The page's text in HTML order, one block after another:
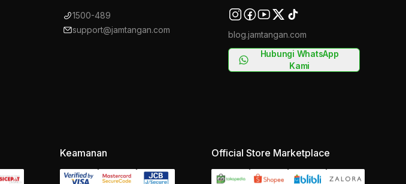
1500-489
support@jamtangan.com
blog.jamtangan.com
Hubungi WhatsApp
Kami
Keamanan Official Store Marketplace